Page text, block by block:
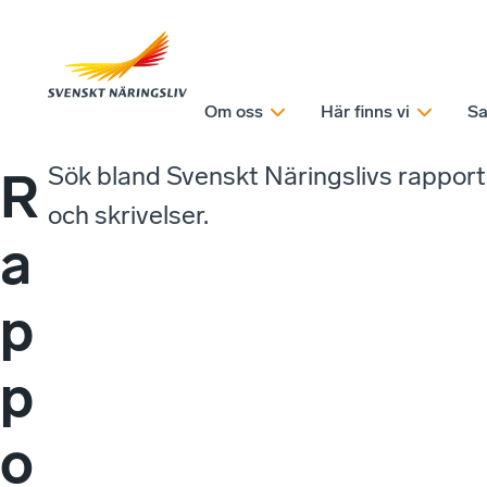
Om oss Här finns vi
R
a
p
p
o
Sök bland Svenskt Näringslivs
och skrivelser.